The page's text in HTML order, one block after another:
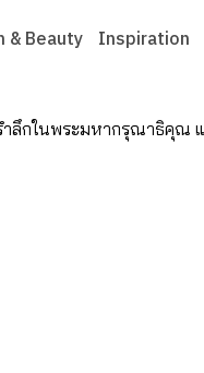
& Beauty Inspiration